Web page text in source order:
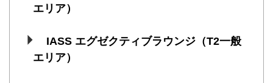
エリア）
IASS エグゼクティブラウンジ（T2一般
エリア）